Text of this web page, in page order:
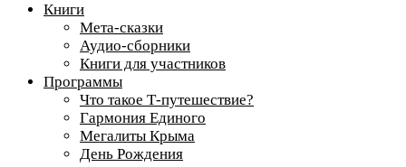
Книги
Мета-сказки
Аудио-сборники
Книги для участников
Программы
Что такое Т-путешествие?
Гармония Единого
Мегалиты Крыма
День Рождения